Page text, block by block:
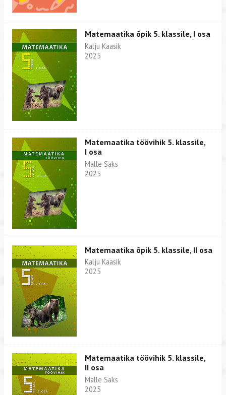
Matemaatika õpik 5. klassile, I osa
Kalju Kaasik
2025
Matemaatika töövihik 5. klassile,
I osa
Malle Saks
2025
Matemaatika õpik 5. klassile, II osa
Kalju Kaasik
2025
Matemaatika töövihik 5. klassile,
II osa
Malle Saks
2025